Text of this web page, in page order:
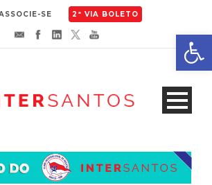
SE 2ª VIA BOLETO
Abrir